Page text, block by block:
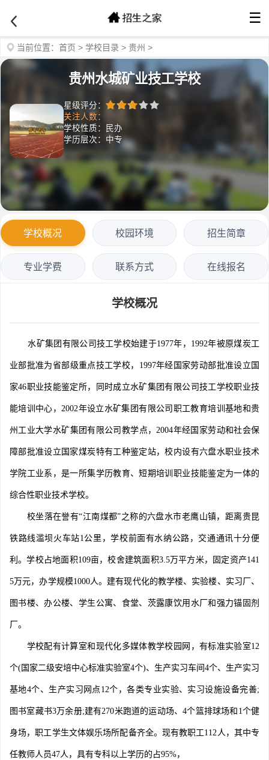
☰
当前位置： 首页 > 学校目录 > 贵州 >
贵州水城矿业技工学校
星级评分：
关注人数：
学校性质：民办
学历层次：中专
学校概况 校园环境 招生简章
专业学费 联系方式 在线报名
学校概况
水矿集团有限公司技工学校始建于1977年，1992年被原煤炭工
业部批准为省部级重点技工学校，1997年经国家劳动部批准设立国
家46职业技能鉴定所，同时成立水矿集团有限公司技工学校职业技
能培训中心，2002年设立水矿集团有限公司职工教育培训基地和贵
州工业大学水矿集团有限公司教学点，2004年经国家劳动和社会保
障部批准设立国家煤炭特有工种鉴定站，校内设有六盘水职业技术
学院工业系，是一所集学历教育、短期培训职业技能鉴定为一体的
综合性职业技术学校。
校坐落在誉有“江南煤都”之称的六盘水市老鹰山镇，距离贵昆
铁路线滥坝火车站1公里，学校前面有水纳公路，交通通讯十分便
利。学校占地面积109亩，校舍建筑面积3.5万平方米，固定资产141
5万元，办学规模1000人。建有现代化的教学楼、实验楼、实习厂、
图书楼、办公楼、学生公寓、食堂、茨露康饮用水厂和强力锚固剂
厂。
学校配有计算室和现代化多媒体教学校园网，有标准实验室12
个(国家二级安培中心标准实验室4个)、生产实习车间4个、生产实习
基地4个、生产实习网点12个，各类专业实验、实习设施设备完善;
图书室藏书3万余册;建有270米跑道的运动场、4个篮排球场和1个健
身场，职工学生文体娱乐场所配备齐全。现有教职工112人，其中专
任教师人员47人，具有专科以上学历的占95%，